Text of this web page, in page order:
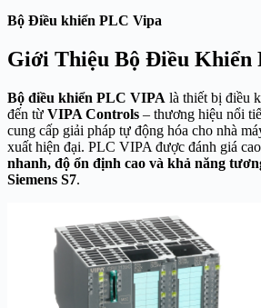
Bộ Điều khiển PLC Vipa
Giới Thiệu Bộ Điều Khiển
Bộ điều khiển PLC VIPA là thiết bị điều
đến từ VIPA Controls – thương hiệu nổi
cung cấp giải pháp tự động hóa cho nhà
xuất hiện đại. PLC VIPA được đánh giá
nhanh, độ ổn định cao và khả năng
Siemens S7.